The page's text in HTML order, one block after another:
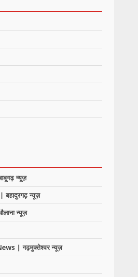
न्यूज़
न्यूज़
न्यूज़
| गढ़मुक्तेश्वर न्यूज़